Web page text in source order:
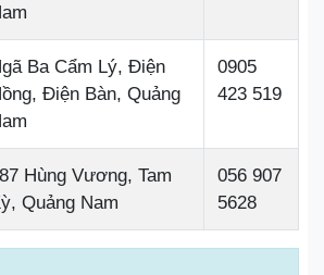
Ba Cẩm Lý, Điện
Điện Bàn, Quảng
0905
423 519
Hùng Vương, Tam
Quảng Nam
056 907
5628